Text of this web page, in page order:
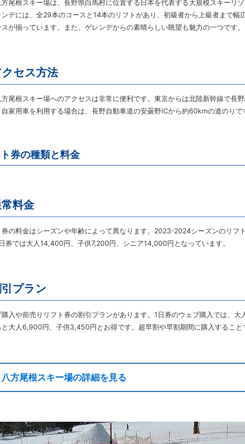
方尾根スキー場は、長野県白馬村に位置する日本を代表する大規模スキーリ
ンデには、全29本のコースと14本のリフトがあり、初級者から上級者まで
が揃っています。また、ゲレンデからの素晴らしい眺望も魅力の一つです。
クセス方法
方尾根スキー場へのアクセスは非常に便利です。東京からは北陸新幹線で長
自家用車を利用する場合は、長野自動車道の安曇野ICから約60kmの道のり
券の種類と料金
料金
券の料金はシーズンや年齢によって異なります。2023-2024シーズンのリ
券では大人14,400円、子供7,200円、シニア14,000円となっています。
プラン
購入や前売りリフト券の割引プランがあります。1日券のウェブ購入では、
と大人6,900円、子供3,450円とお得です。超早割や早割期間に購入すること
八方尾根スキー場の詳細を見る